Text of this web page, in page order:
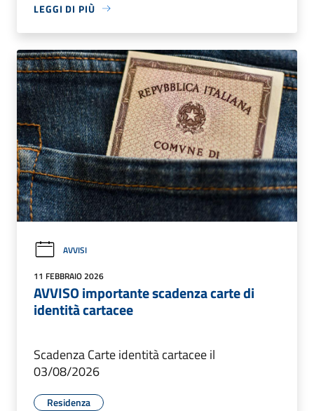
LEGGI DI PIÙ
AVVISI
11 FEBBRAIO 2026
AVVISO importante scadenza carte di
identità cartacee
Scadenza Carte identità cartacee il
03/08/2026
Residenza